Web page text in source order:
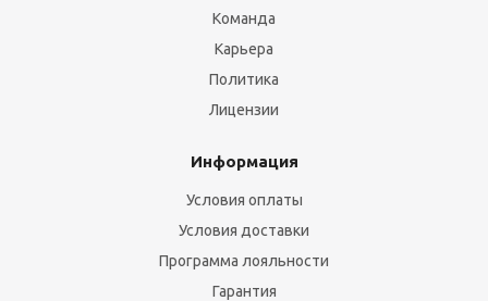
Команда
Карьера
Политика
Лицензии
Информация
Условия оплаты
Условия доставки
Программа лояльности
Гарантия